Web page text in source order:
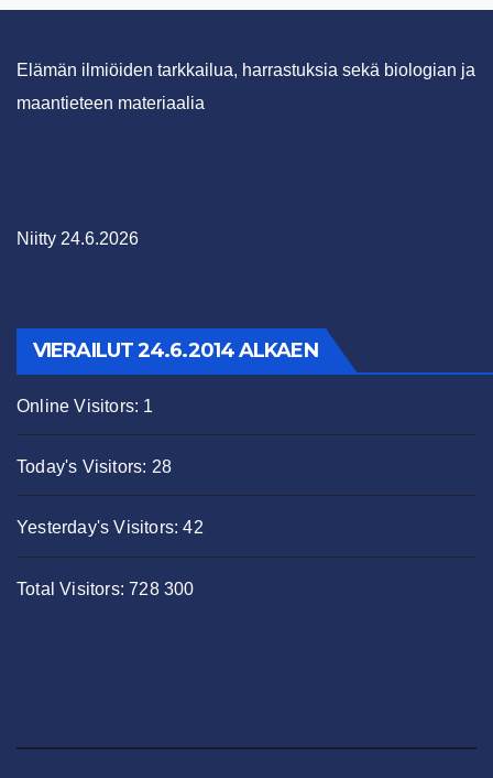
Elämän ilmiöiden tarkkailua, harrastuksia sekä biologian ja
maantieteen materiaalia
Niitty 24.6.2026
VIERAILUT 24.6.2014 ALKAEN
Online Visitors: 1
Today's Visitors: 28
Yesterday's Visitors:42
Total Visitors:728 300